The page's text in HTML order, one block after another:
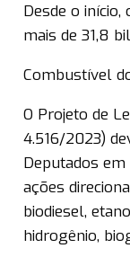
Desde o
mais de 31,8
Combustível
O Projeto de
4.516/2023)
Deputados
ações
biodiesel,
hidrogênio,